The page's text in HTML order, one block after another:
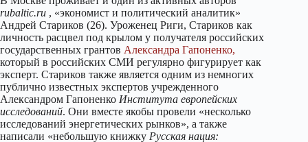
rubaltic.ru , «экономист и политический аналитик»
Андрей Стариков (26). Уроженец Риги, Стариков как
личность расцвел под крылом у получателя российских
государственных грантов Александра Гапоненко,
который в российских СМИ регулярно фигурирует как
эксперт. Стариков также является одним из немногих
публично известных экспертов учрежденного
Александром Гапоненко Института европейских
исследований. Они вместе якобы провели «несколько
исследований энергетических рынков», а также
написали «небольшую книжку Русская нация: